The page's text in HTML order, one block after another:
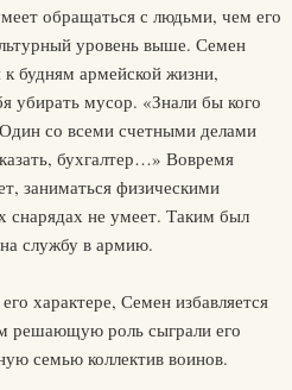
обращаться с людьми, чем его
уровень выше. Семен
будням армейской жизни,
убирать мусор. «Знали бы кого
со всеми счетными делами
бухгалтер…» Вовремя
заниматься физическими
снарядах не умеет. Таким был
службу в армию.
характере, Семен избавляется
решающую роль сыграли его
семью коллектив воинов.